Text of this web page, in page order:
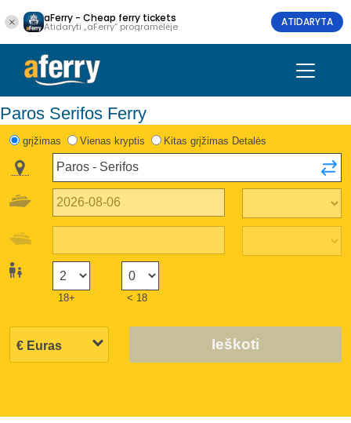
aFerry - Cheap ferry tickets
Atidaryti „aFerry“ programėlėje ATIDARYTA
Paros Serifos Ferry
grįžimas Vienas kryptis Kitas grįžimas Detalės
18+ < 18
Ieškoti